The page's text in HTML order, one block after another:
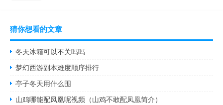
猜你想看的文章
冬天冰箱可以不关吗吗
梦幻西游副本难度顺序排行
亭子冬天用什么围
山鸡哪能配凤凰呢视频（山鸡不敢配凤凰简介）